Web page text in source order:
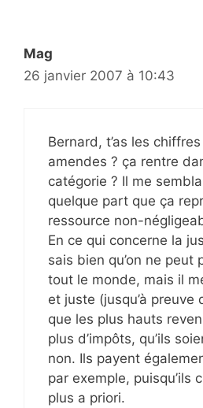
Mag
26 janvier 2007 à 10:43
Bernard, t’as les
amendes ? ça rentre
catégorie ? Il me
quelque part que ça
ressource non-
En ce qui concerne la
sais bien qu’on ne peut
tout le monde, mais il
et juste (jusqu’à preuve
que les plus hauts
plus d’impôts, qu’ils
non. Ils payent
par exemple, puisqu’ils
plus a priori.